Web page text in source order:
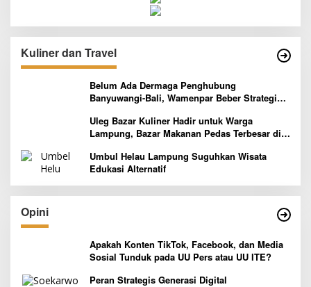
Kuliner dan Travel
Belum Ada Dermaga Penghubung
Banyuwangi-Bali, Wamenpar Beber Strategi
Uleg Bazar Kuliner Hadir untuk Warga
Lampung, Bazar Makanan Pedas Terbesar di
Umbul Helau Lampung Suguhkan Wisata
Edukasi Alternatif
Opini
Apakah Konten TikTok, Facebook, dan Media
Sosial Tunduk pada UU Pers atau UU ITE?
Peran Strategis Generasi Digital